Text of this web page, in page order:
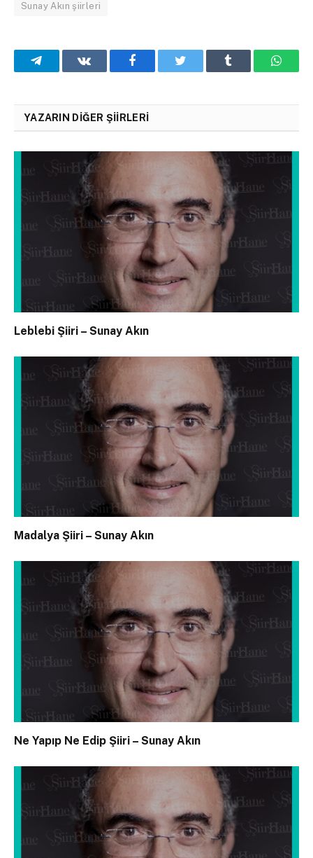
Sunay Akın şiirleri
TelegramVKontakteFacebookTwitter
YAZARIN DIĞER ŞIIRLERI
Leblebi Şiiri – Sunay Akın
Madalya Şiiri – Sunay Akın
Ne Yapıp Ne Edip Şiiri – Sunay Akın